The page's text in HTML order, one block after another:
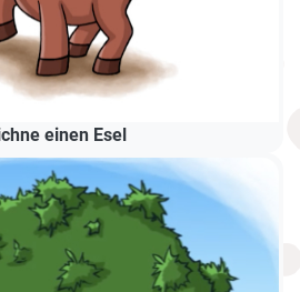
einen Esel